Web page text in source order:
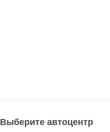
Выберите автоцентр